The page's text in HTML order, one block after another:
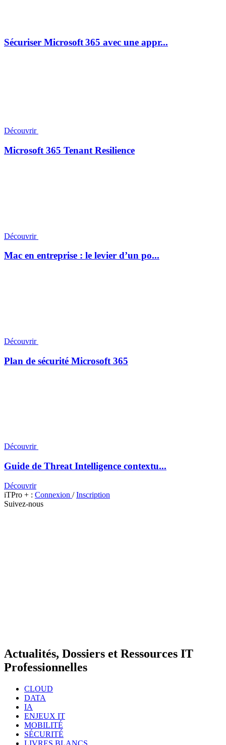
Sécuriser Microsoft 365 avec une appr...
Découvrir
Microsoft 365 Tenant Resilience
Découvrir
Mac en entreprise : le levier d’un po...
Découvrir
Plan de sécurité Microsoft 365
Découvrir
Guide de Threat Intelligence contextu...
Découvrir
iTPro + : Connexion /Inscription
Suivez-nous
Actualités, Dossiers et Ressources IT
Professionnelles
CLOUD
DATA
IA
ENJEUX IT
MOBILITÉ
SÉCURITÉ
LIVRES BLANCS